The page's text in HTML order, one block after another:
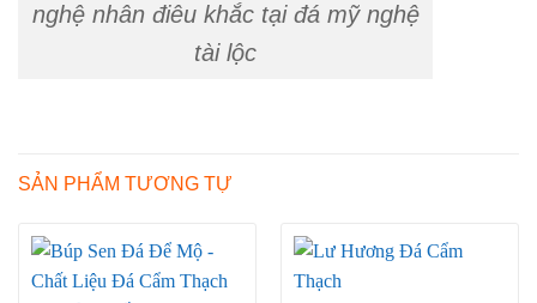
nghệ nhân điêu khắc tại đá mỹ nghệ
tài lộc
SẢN PHẨM TƯƠNG TỰ